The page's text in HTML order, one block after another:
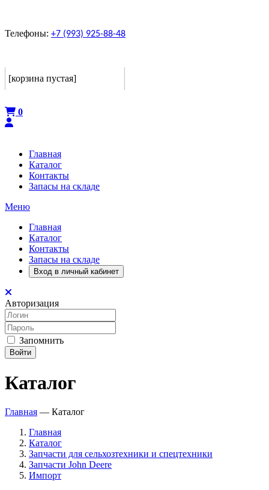
Телефоны: +7 (993) 925-88-48
[корзина пустая]
0
Главная
Каталог
Контакты
Запасы на складе
Меню
Главная
Каталог
Контакты
Запасы на складе
Вход в личный кабинет
Авторизация
Запомнить
Войти
Каталог
Главная — Каталог
Главная
Каталог
Запчасти для сельхозтехники и спецтехники
Запчасти John Deere
Импорт